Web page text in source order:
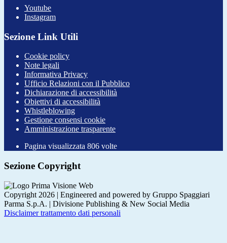
Youtube
Instagram
Sezione Link Utili
Cookie policy
Note legali
Informativa Privacy
Ufficio Relazioni con il Pubblico
Dichiarazione di accessibilità
Obiettivi di accessibilità
Whistleblowing
Gestione consensi cookie
Amministrazione trasparente
Pagina visualizzata 806 volte
Sezione Copyright
Copyright 2026 | Engineered and powered by Gruppo Spaggiari
Parma S.p.A. | Divisione Publishing & New Social Media
Disclaimer trattamento dati personali